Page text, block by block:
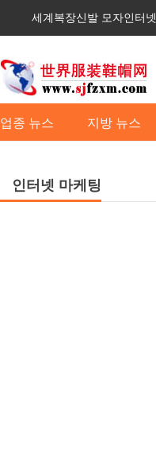
세계복장신발 모자인터넷
업종 뉴스 지방 뉴스
인터넷 마케팅